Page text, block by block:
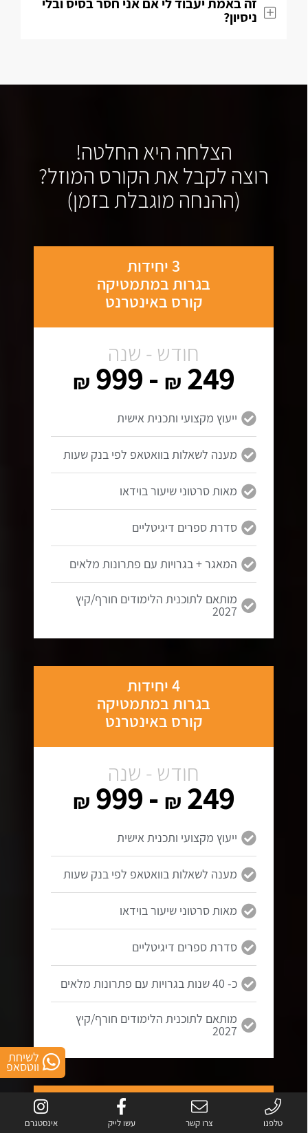
זה באמת יעבוד לי אם אני חסר בסיס ובלי
ניסיון?
הצלחה היא החלטה!
רוצה לקבל את הקורס המוזל?
(ההנחה מוגבלת בזמן)
3 יחידות
בגרות במתמטיקה
קורס באינטרנט
חודש - שנה
249
₪
- 999
₪
ייעוץ מקצועי ותכנית אישית
מענה לשאלות בוואטאפ לפי בנק שעות
מאות סרטוני שיעור בוידאו
סדרת ספרים דיגיטליים
המאגר + בגרויות עם פתרונות מלאים
מותאם לתוכנית הלימודים חורף/קיץ
2027
4 יחידות
בגרות במתמטיקה
קורס באינטרנט
חודש - שנה
249
₪
- 999
₪
ייעוץ מקצועי ותכנית אישית
מענה לשאלות בוואטאפ לפי בנק שעות
מאות סרטוני שיעור בוידאו
סדרת ספרים דיגיטליים
כ- 40 שנות בגרויות עם פתרונות מלאים
מותאם לתוכנית הלימודים חורף/קיץ
2027
בגרות במתמטיקה
לשיחת
ווטסאפ
טלפנו צרו קשר עשו לייק אינסטגרם